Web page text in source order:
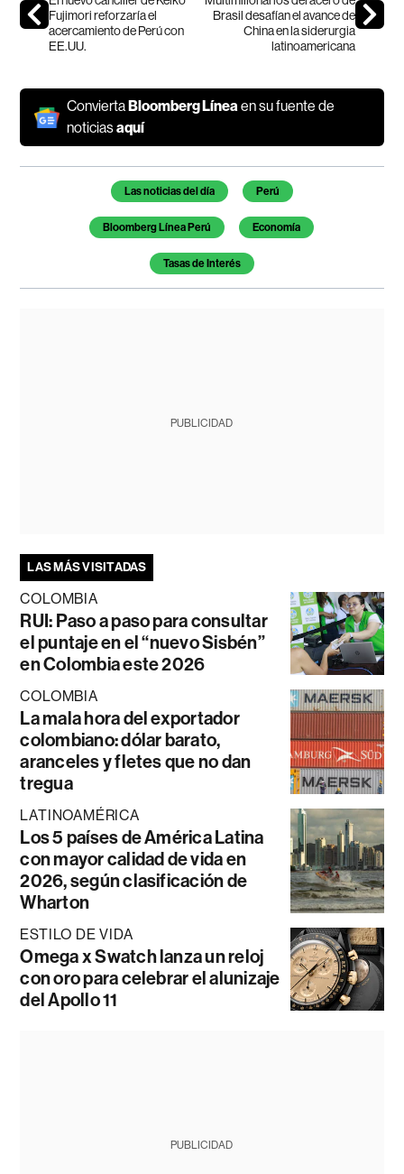
Fujimori reforzaría el
acercamiento de Perú con
EE.UU.
Brasil desafían el avance de
China en la siderurgia
latinoamericana
Convierta Bloomberg Líneaen su fuente de
noticiasaquí
Temas de este artículo
Las noticias del día Perú
Bloomberg Línea Perú Economía
Tasas de Interés
PUBLICIDAD
LAS MÁS VISITADAS
COLOMBIA
RUI: Paso a paso para consultar
el puntaje en el “nuevo Sisbén”
en Colombia este 2026
COLOMBIA
La mala hora del exportador
colombiano: dólar barato,
aranceles y fletes que no dan
tregua
LATINOAMÉRICA
Los 5 países de América Latina
con mayor calidad de vida en
2026, según clasificación de
Wharton
ESTILO DE VIDA
Omega x Swatch lanza un reloj
con oro para celebrar el alunizaje
del Apollo 11
PUBLICIDAD